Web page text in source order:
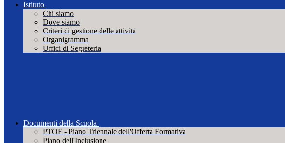
Istituto
Chi siamo
Dove siamo
Criteri di gestione delle attività
Organigramma
Uffici di Segreteria
Documenti della Scuola
PTOF - Piano Triennale dell'Offerta Formativa
Piano dell'Inclusione